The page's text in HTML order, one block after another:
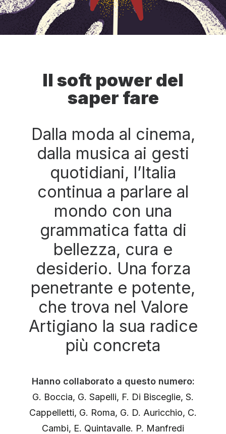
Il soft power del
saper fare
Dalla moda al cinema,
dalla musica ai gesti
quotidiani, l’Italia
continua a parlare al
mondo con una
grammatica fatta di
bellezza, cura e
desiderio. Una forza
penetrante e potente,
che trova nel Valore
Artigiano la sua radice
più concreta
Hanno collaborato a questo numero:
G. Boccia, G. Sapelli, F. Di Bisceglie, S.
Cappelletti, G. Roma, G. D. Auricchio, C.
Cambi, E. Quintavalle. P. Manfredi